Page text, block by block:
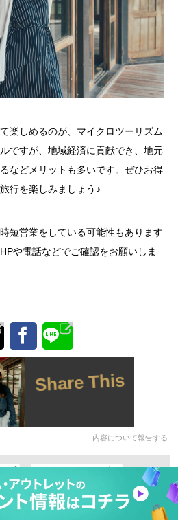
楽しめるのが、マイクロツーリズム
ですが、地域経済に貢献でき、地元
などメリットも多いです。ぜひお得
行を楽しみましょう♪
短営業をしている可能性もあります
や電話などでご確認をお願いしま
Share This
内容について報告する